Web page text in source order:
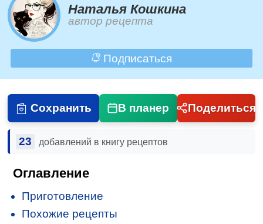
Наталья Кошкина
автор рецепта
Подписаться
Сохранить В планер Поделиться
23 добавлений в книгу рецептов
Оглавление
Приготовление
Похожие рецепты